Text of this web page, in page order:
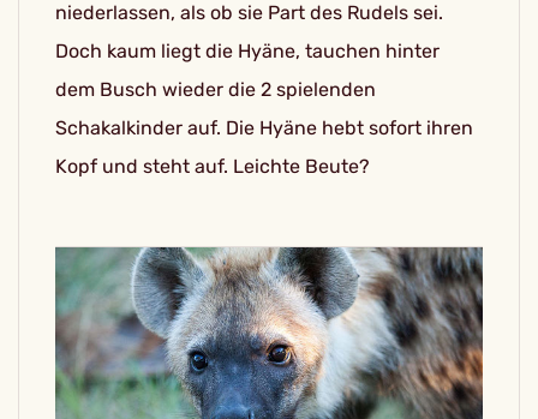
niederlassen, als ob sie Part des Rudels sei.
Doch kaum liegt die Hyäne, tauchen hinter
dem Busch wieder die 2 spielenden
Schakalkinder auf. Die Hyäne hebt sofort ihren
Kopf und steht auf. Leichte Beute?